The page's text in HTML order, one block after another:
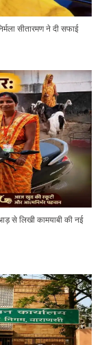
सीतारमण ने दी सफाई
से लिखी कामयाबी की नई